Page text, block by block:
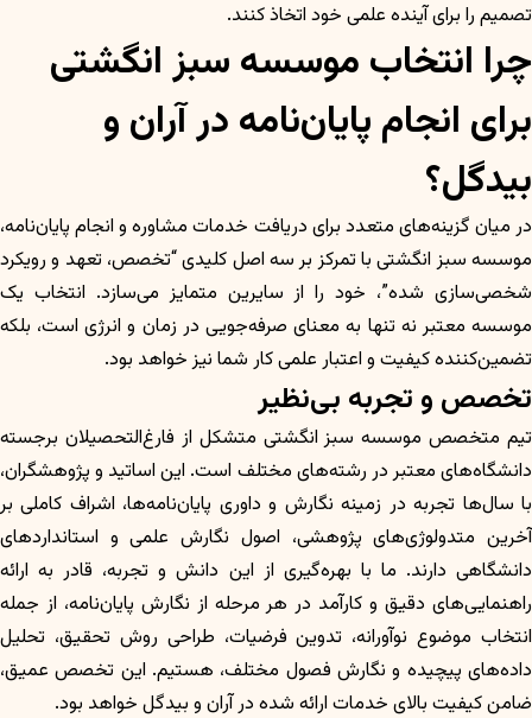
تصمیم را برای آینده علمی خود اتخاذ کنند.
چرا انتخاب موسسه سبز انگشتی
برای انجام پایان‌نامه در آران و
بیدگل؟
در میان گزینه‌های متعدد برای دریافت خدمات مشاوره و انجام پایان‌نامه،
موسسه سبز انگشتی با تمرکز بر سه اصل کلیدی “تخصص، تعهد و رویکرد
شخصی‌سازی شده”، خود را از سایرین متمایز می‌سازد. انتخاب یک
موسسه معتبر نه تنها به معنای صرفه‌جویی در زمان و انرژی است، بلکه
تضمین‌کننده کیفیت و اعتبار علمی کار شما نیز خواهد بود.
تخصص و تجربه بی‌نظیر
تیم متخصص موسسه سبز انگشتی متشکل از فارغ‌التحصیلان برجسته
دانشگاه‌های معتبر در رشته‌های مختلف است. این اساتید و پژوهشگران،
با سال‌ها تجربه در زمینه نگارش و داوری پایان‌نامه‌ها، اشراف کاملی بر
آخرین متدولوژی‌های پژوهشی، اصول نگارش علمی و استانداردهای
دانشگاهی دارند. ما با بهره‌گیری از این دانش و تجربه، قادر به ارائه
راهنمایی‌های دقیق و کارآمد در هر مرحله از نگارش پایان‌نامه، از جمله
انتخاب موضوع نوآورانه، تدوین فرضیات، طراحی روش تحقیق، تحلیل
داده‌های پیچیده و نگارش فصول مختلف، هستیم. این تخصص عمیق،
ضامن کیفیت بالای خدمات ارائه شده در آران و بیدگل خواهد بود.